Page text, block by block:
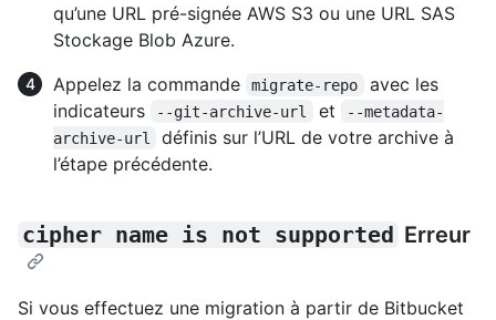
qu’une URL pré-signée AWS S3 ou une URL SAS
Stockage Blob Azure.
Appelez la commande
migrate-repo
avec les
indicateurs
--git-archive-url et
--metadata-
archive-url
définis sur l’URL de votre archive à
l’étape précédente.
cipher name is not supported Erreur
Si vous effectuez une migration à partir de Bitbucket